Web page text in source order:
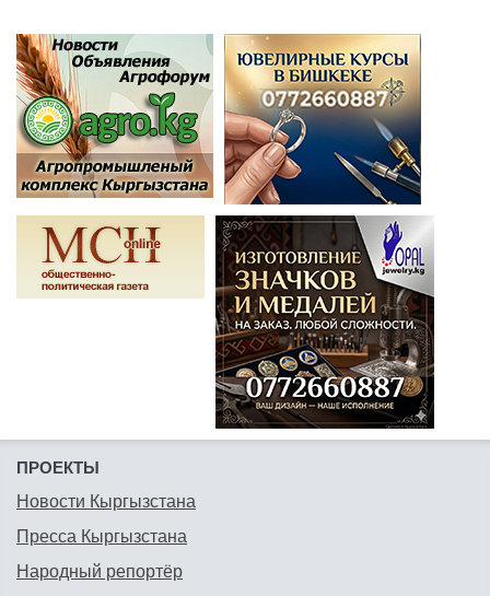
ПРОЕКТЫ
Новости Кыргызстана
Пресса Кыргызстана
Народный репортёр